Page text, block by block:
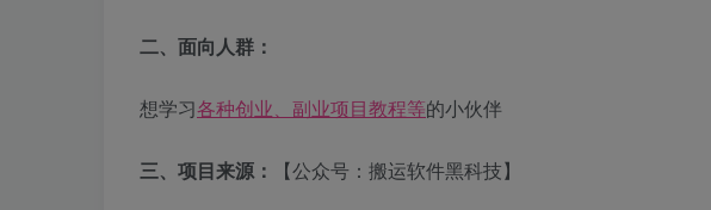
二、面向人群：
想学习各种创业、副业项目教程等的小伙伴
三、项目来源： 【公众号：搬运软件黑科技】